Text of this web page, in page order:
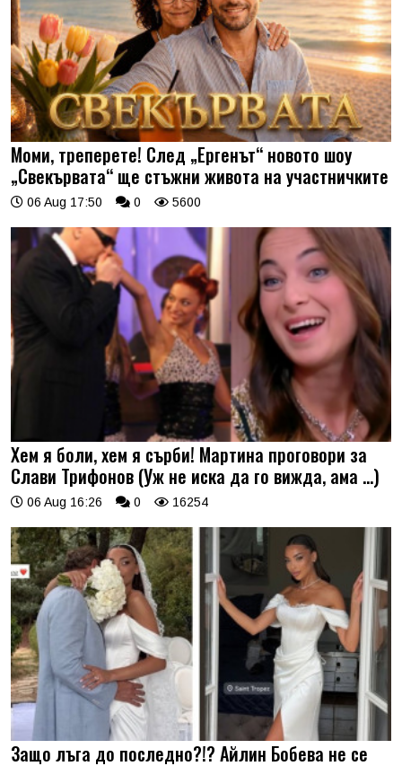
Моми, треперете! След „Ергенът“ новото шоу
„Свекървата“ ще стъжни живота на участничките
06 Aug 17:50 0 5600
Хем я боли, хем я сърби! Мартина проговори за
Слави Трифонов (Уж не иска да го вижда, ама …)
06 Aug 16:26 0 16254
Защо лъга до последно?!? Айлин Бобева не се